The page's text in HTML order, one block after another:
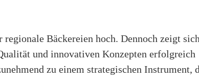
Bäckereien hoch. Dennoch zeigt
und innovativen Konzepten erfolgreich
zu einem strategischen Instrument,